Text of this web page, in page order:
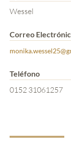
Wessel
Correo
Teléfono
0152 31061257